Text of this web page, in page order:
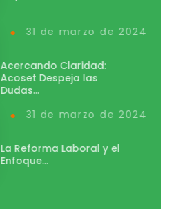
31 de marzo de 2024
Acercando Claridad:
Acoset Despeja las
Dudas…
31 de marzo de 2024
La Reforma Laboral y el
Enfoque…